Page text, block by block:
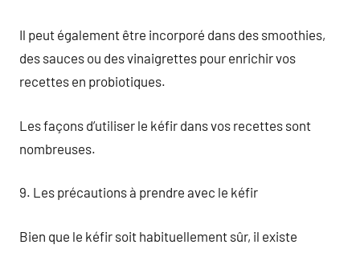
Il peut également être incorporé dans des smoothies,
des sauces ou des vinaigrettes pour enrichir vos
recettes en probiotiques.
Les façons d’utiliser le kéfir dans vos recettes sont
nombreuses.
9. Les précautions à prendre avec le kéfir
Bien que le kéfir soit habituellement sûr, il existe